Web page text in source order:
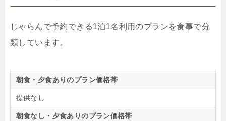
じゃらんで予約できる1泊1名利用のプランを食事で分
類しています。
朝食・夕食ありのプラン価格帯
提供なし
朝食なし・夕食ありのプラン価格帯